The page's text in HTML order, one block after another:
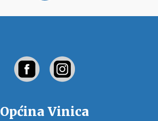
Općina Vinica